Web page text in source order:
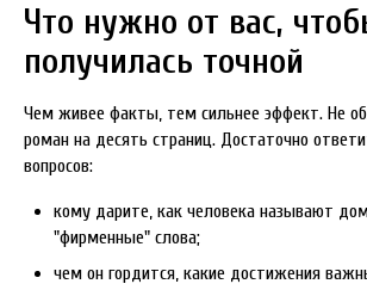
Что нужно от вас,
получилась точной
Чем живее факты, тем сильнее эффект. Не
роман на десять страниц. Достаточно
вопросов:
кому дарите, как человека называют
"фирменные" слова;
чем он гордится, какие достижения